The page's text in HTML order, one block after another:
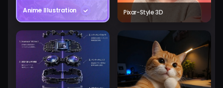
Anime Illustration Pixar-Style 3D